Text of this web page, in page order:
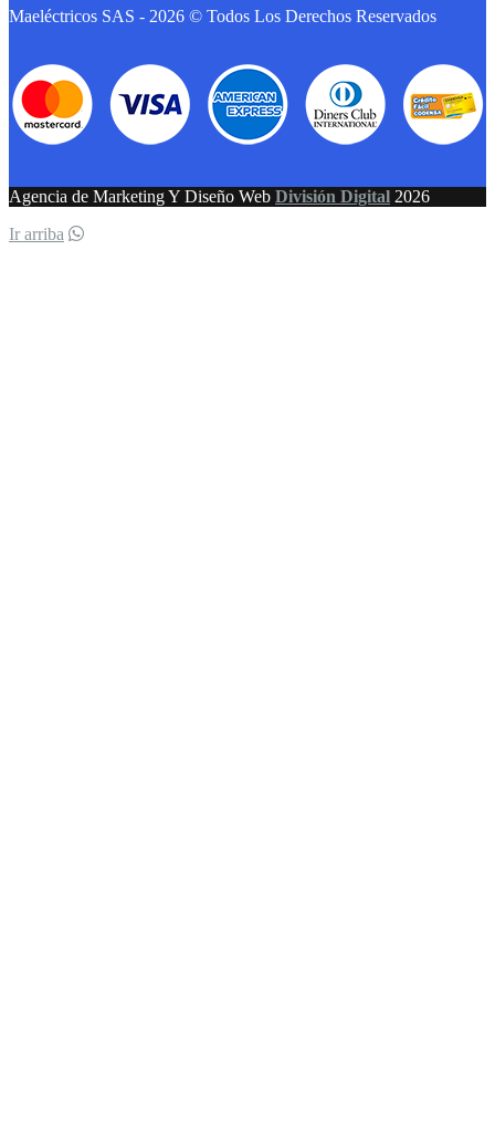
Maeléctricos SAS - 2026 © Todos Los Derechos Reservados
Agencia de Marketing Y Diseño Web División Digital 2026
Ir arriba